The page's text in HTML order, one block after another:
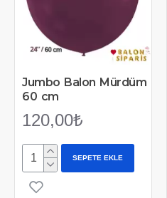
Jumbo Balon Mürdüm
60 cm
120,00₺
SEPETE EKLE